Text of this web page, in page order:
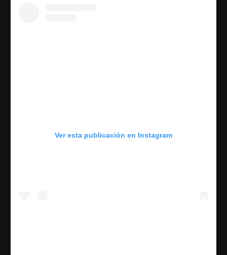
Ver esta publicación en Instagram